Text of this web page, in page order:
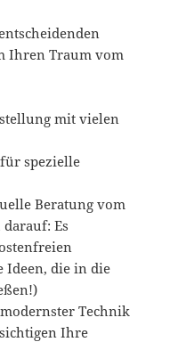
Ihren Traum vom
mit vielen
spezielle
Beratung vom
Es
Ideen, die in die
Technik
Ihre